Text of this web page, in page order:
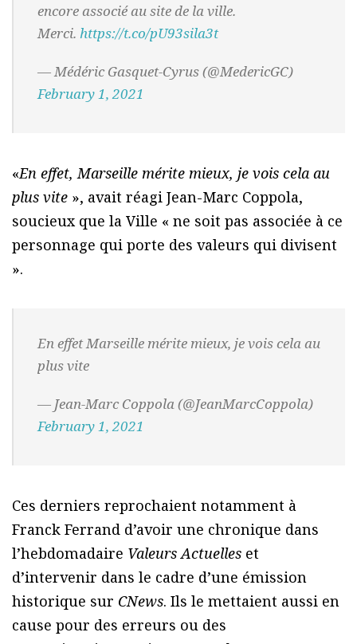
encore associé au site de la ville.
Merci. https://t.co/pU93sila3t
— Médéric Gasquet-Cyrus (@MedericGC)
February 1, 2021
«En effet, Marseille mérite mieux, je vois cela au
plus vite », avait réagi Jean-Marc Coppola,
soucieux que la Ville « ne soit pas associée à ce
personnage qui porte des valeurs qui divisent
».
En effet Marseille mérite mieux, je vois cela au
plus vite
— Jean-Marc Coppola (@JeanMarcCoppola)
February 1, 2021
Ces derniers reprochaient notamment à
Franck Ferrand d’avoir une chronique dans
l’hebdomadaire Valeurs Actuelles et
d’intervenir dans le cadre d’une émission
historique sur CNews. Ils le mettaient aussi en
cause pour des erreurs ou des